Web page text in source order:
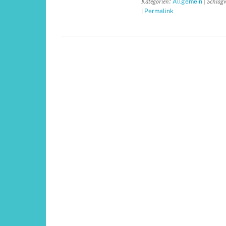
| Permalink